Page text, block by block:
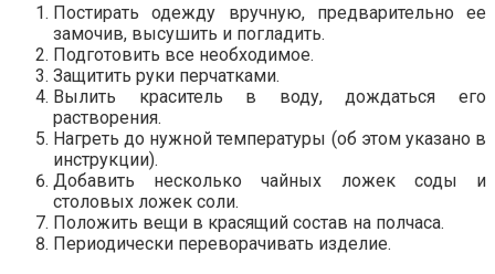
Постирать одежду вручную, предварительно ее
замочив, высушить и погладить.
Подготовить все необходимое.
Защитить руки перчатками.
Вылить краситель в воду, дождаться его
растворения.
Нагреть до нужной температуры (об этом указано в
инструкции).
Добавить несколько чайных ложек соды и
столовых ложек соли.
Положить вещи в красящий состав на полчаса.
Периодически переворачивать изделие.